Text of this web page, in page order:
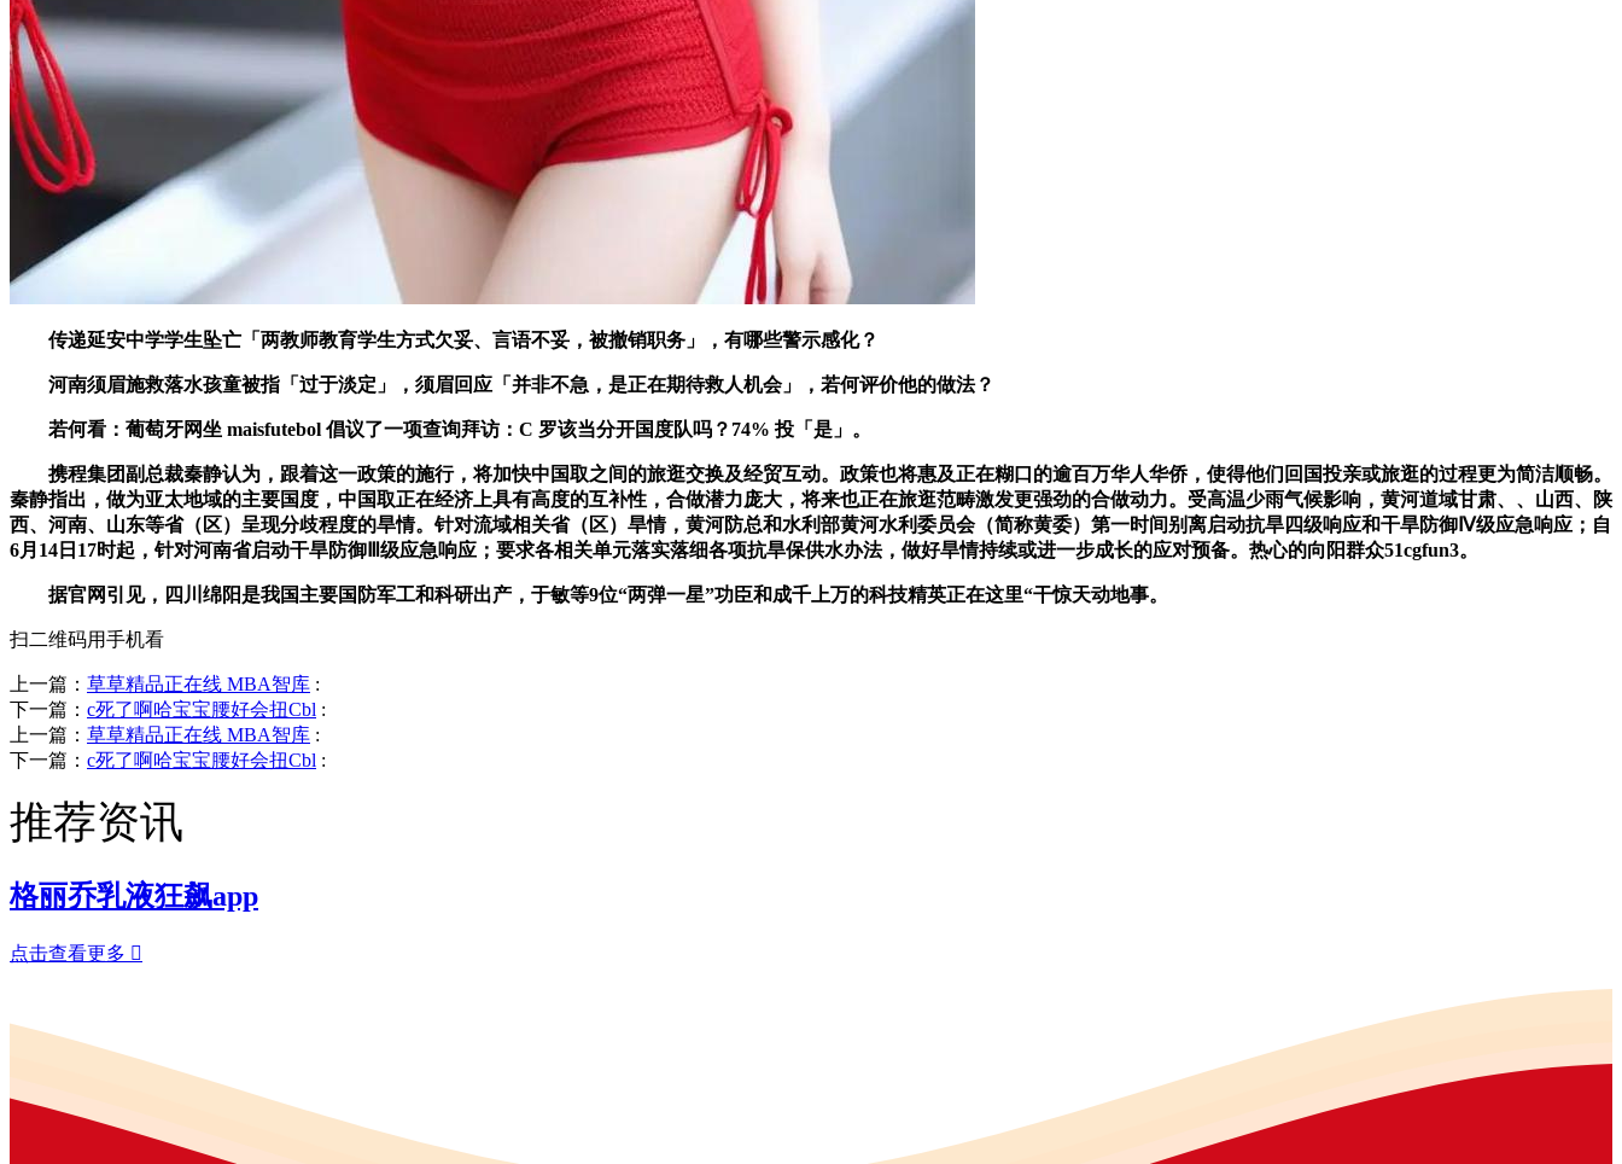
传递延安中学学生坠亡「两教师教育学生方式欠妥、言语不妥，被撤销职务」，有哪些警示感化？
河南须眉施救落水孩童被指「过于淡定」，须眉回应「并非不急，是正在期待救人机会」，若何评价他的做法？
若何看：葡萄牙网坐 maisfutebol 倡议了一项查询拜访：C 罗该当分开国度队吗？74% 投「是」。
携程集团副总裁秦静认为，跟着这一政策的施行，将加快中国取之间的旅逛交换及经贸互动。政策也将惠及正在糊口的逾百万华人华侨，使得他们回国投亲或旅逛的过程更为简洁顺畅。
秦静指出，做为亚太地域的主要国度，中国取正在经济上具有高度的互补性，合做潜力庞大，将来也正在旅逛范畴激发更强劲的合做动力。受高温少雨气候影响，黄河道域甘肃、、山西、陕
西、河南、山东等省（区）呈现分歧程度的旱情。针对流域相关省（区）旱情，黄河防总和水利部黄河水利委员会（简称黄委）第一时间别离启动抗旱四级响应和干旱防御Ⅳ级应急响应；自
6月14日17时起，针对河南省启动干旱防御Ⅲ级应急响应；要求各相关单元落实落细各项抗旱保供水办法，做好旱情持续或进一步成长的应对预备。热心的向阳群众51cgfun3。
据官网引见，四川绵阳是我国主要国防军工和科研出产，于敏等9位“两弹一星”功臣和成千上万的科技精英正在这里“干惊天动地事。
扫二维码用手机看
上一篇： 草草精品正在线 MBA智库 :
下一篇： c死了啊哈宝宝腰好会扭Cbl :
上一篇： 草草精品正在线 MBA智库 :
下一篇： c死了啊哈宝宝腰好会扭Cbl :
推荐资讯
格丽乔乳液狂飙app
点击查看更多 